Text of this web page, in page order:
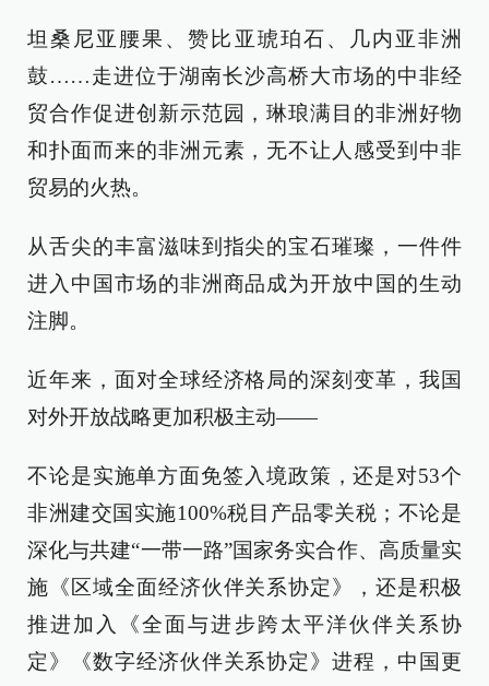
坦桑尼亚腰果、赞比亚琥珀石、几内亚非洲
鼓……走进位于湖南长沙高桥大市场的中非经
贸合作促进创新示范园，琳琅满目的非洲好物
和扑面而来的非洲元素，无不让人感受到中非
贸易的火热。
从舌尖的丰富滋味到指尖的宝石璀璨，一件件
进入中国市场的非洲商品成为开放中国的生动
注脚。
近年来，面对全球经济格局的深刻变革，我国
对外开放战略更加积极主动——
不论是实施单方面免签入境政策，还是对53个
非洲建交国实施100%税目产品零关税；不论是
深化与共建“一带一路”国家务实合作、高质量实
施《区域全面经济伙伴关系协定》，还是积极
推进加入《全面与进步跨太平洋伙伴关系协
定》《数字经济伙伴关系协定》进程，中国更